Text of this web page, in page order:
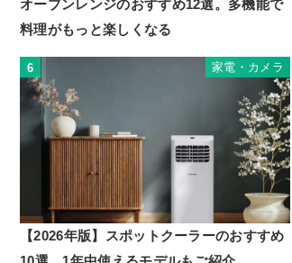
オーブンレンジのおすすめ12選。多機能で
料理がもっと楽しくなる
6 家電・カメラ
【2026年版】スポットクーラーのおすすめ